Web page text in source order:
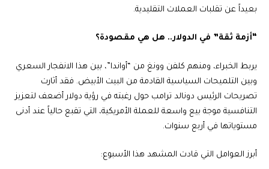
بعيداً عن تقلبات العملات التقليدية.
“أزمة ثقة” في الدولار.. هل هي مقصودة؟
يربط الخبراء، ومنهم كلفن وونغ من “أواندا”، بين هذا الانفجار السعري
وبين التلميحات السياسية القادمة من البيت الأبيض. فقد أثارت
تصريحات الرئيس دونالد ترامب حول رغبته في رؤية دولار أضعف لتعزيز
التنافسية موجة بيع واسعة للعملة الأمريكية، التي تقبع حالياً عند أدنى
مستوياتها في أربع سنوات.
أبرز العوامل التي قادت المشهد هذا الأسبوع: